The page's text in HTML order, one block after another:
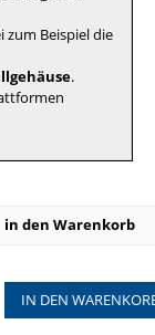
zum Beispiel die
.
in den Warenkorb
IN DEN